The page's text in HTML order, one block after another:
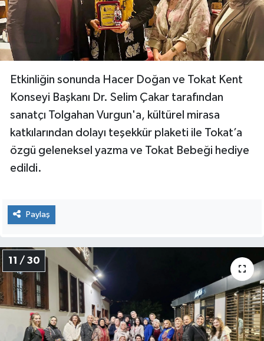
Etkinliğin sonunda Hacer Doğan ve Tokat Kent
Konseyi Başkanı Dr. Selim Çakar tarafından
sanatçı Tolgahan Vurgun'a, kültürel mirasa
katkılarından dolayı teşekkür plaketi ile Tokat’a
özgü geleneksel yazma ve Tokat Bebeği hediye
edildi.
Paylaş
11 / 30